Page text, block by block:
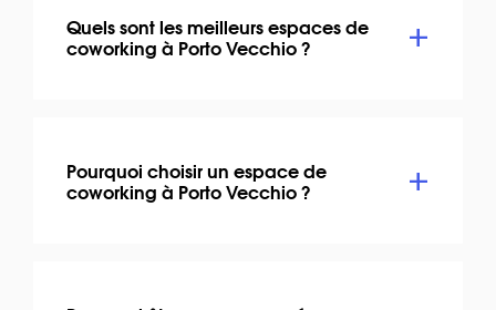
Quels sont les meilleurs espaces de
coworking à Porto Vecchio ?
Pourquoi choisir un espace de
coworking à Porto Vecchio ?